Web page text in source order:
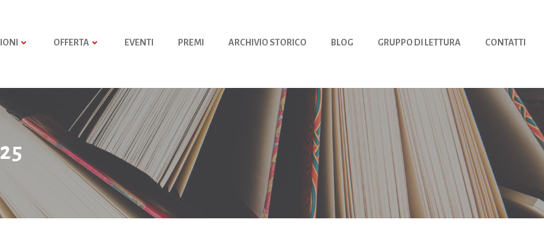
OFFERTA EVENTI PREMI ARCHIVIO STORICO BLOG GRUPPO DI LETTURA CONTATTI